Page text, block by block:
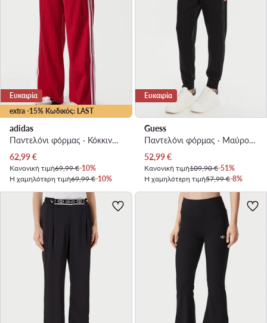
extra -15% Κωδικός: LAST
Ευκαιρία
adidas
Παντελόνι φόρμας · Κόκκινο · Regular Fit
Τρέχουσα τιμή
62,99€
Κανονική τιμή69,99 €-10%
Η χαμηλότερη τιμή69,99 €-10%
Ευκαιρία
Guess
Παντελόνι φόρμας · Μαύρο · Regular Fit
Τρέχουσα τιμή
52,99€
Κανονική τιμή109,90 €-51%
Η χαμηλότερη τιμή57,99 €-8%